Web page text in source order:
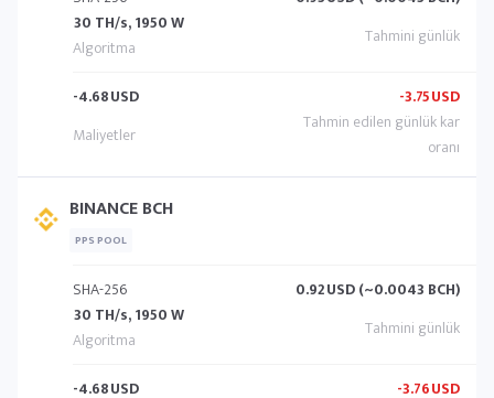
30 TH/s, 1950 W
-4.68USD -3.75USD
BINANCE BCH
PPS POOL
SHA-256
30 TH/s, 1950 W
0.92USD (~0.0043 BCH)
-4.68USD -3.76USD